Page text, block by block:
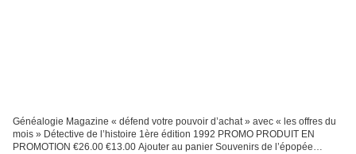
Généalogie Magazine « défend votre pouvoir d’achat » avec « les offres du
mois » Détective de l’histoire 1ère édition 1992 PROMO PRODUIT EN
PROMOTION €26.00 €13.00 Ajouter au panier Souvenirs de l’épopée